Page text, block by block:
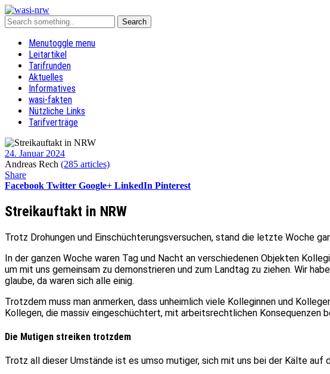
Menutoggle menu
Leitartikel
Tarifrunden
Aktuelles
Informatives
wasi-fakten
Nützliche Links
Tarifverträge
24. Januar 2024
Andreas Rech (285 articles)
Share
Facebook Twitter Google+ LinkedIn Pinterest
Streikauftakt in NRW
Trotz Drohungen und Einschüchterungsversuchen, stand die letzte Woche
In der ganzen Woche waren Tag und Nacht an verschiedenen Objekten
um mit uns gemeinsam zu demonstrieren und zum Landtag zu ziehen. Wir
glaube, da waren sich alle einig.
Trotzdem muss man anmerken, dass unheimlich viele Kolleginnen und
Kollegen, die massiv eingeschüchtert, mit arbeitsrechtlichen Konsequenzen
Die Mutigen streiken trotzdem
Trotz all dieser Umstände ist es umso mutiger, sich mit uns bei der Kälte auf